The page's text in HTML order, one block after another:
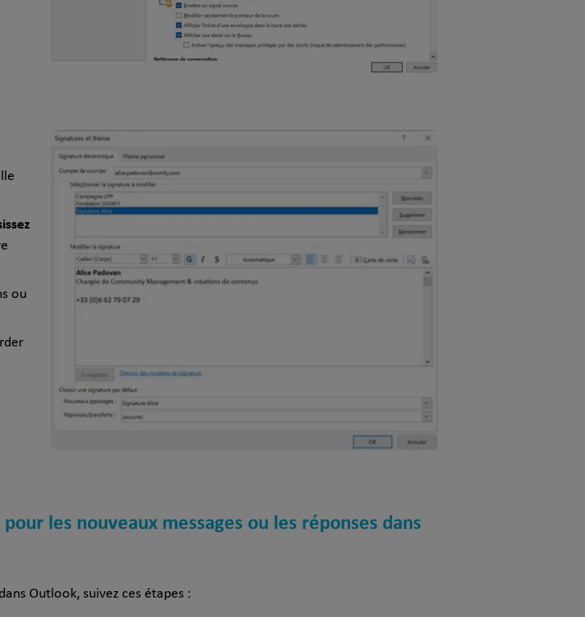
ou
les nouveaux messages ou les réponses dans
dans Outlook, suivez ces étapes :